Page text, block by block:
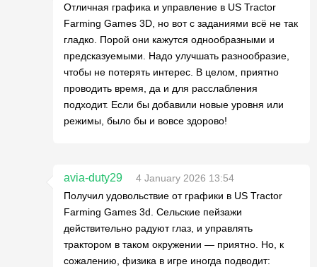
Отличная графика и управление в US Tractor
Farming Games 3D, но вот с заданиями всё не так
гладко. Порой они кажутся однообразными и
предсказуемыми. Надо улучшать разнообразие,
чтобы не потерять интерес. В целом, приятно
проводить время, да и для расслабления
подходит. Если бы добавили новые уровня или
режимы, было бы и вовсе здорово!
avia-duty29
4 January 2026 13:54
Получил удовольствие от графики в US Tractor
Farming Games 3d. Сельские пейзажи
действительно радуют глаз, и управлять
трактором в таком окружении — приятно. Но, к
сожалению, физика в игре иногда подводит: